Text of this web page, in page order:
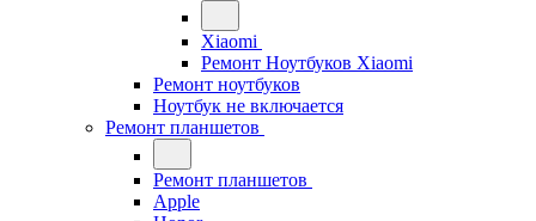
Xiaomi
Ремонт Ноутбуков Xiaomi
Ремонт ноутбуков
Ноутбук не включается
Ремонт планшетов
Ремонт планшетов
Apple